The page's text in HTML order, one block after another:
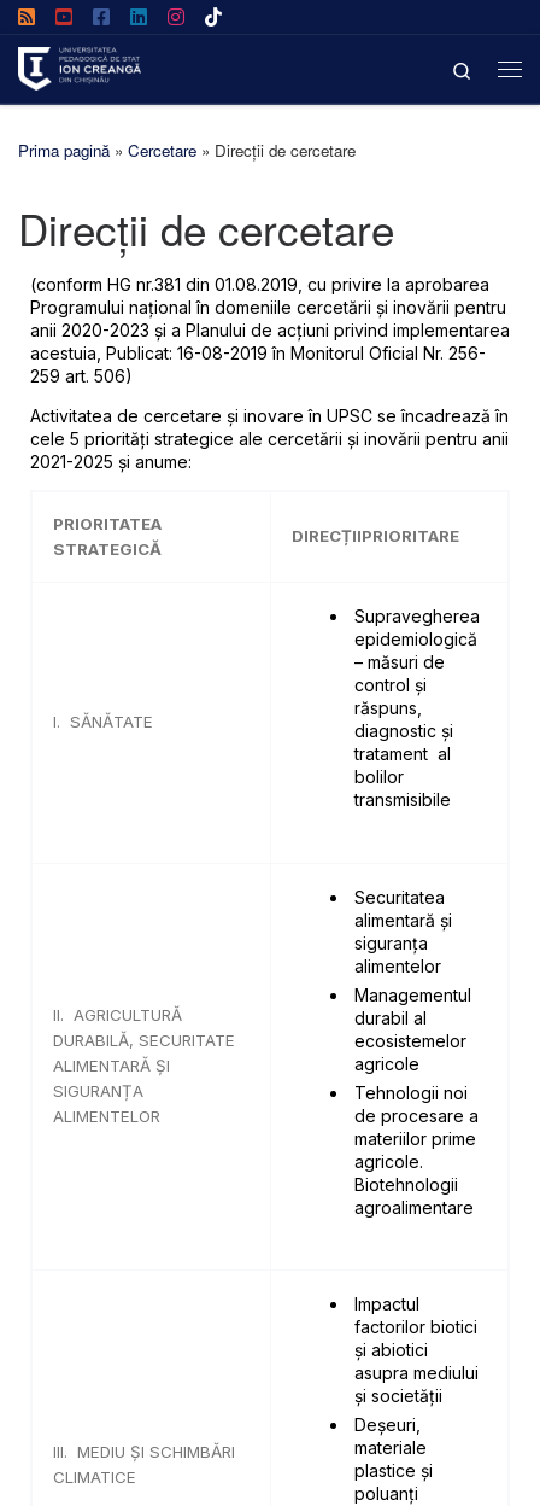
Search
Prima pagină » Cercetare » Direcții de cercetare
Direcții de cercetare
(conform HG nr.381 din 01.08.2019, cu privire la aprobarea
Programului național în domeniile cercetării și inovării pentru
anii 2020-2023 și a Planului de acțiuni privind implementarea
acestuia, Publicat: 16-08-2019 în Monitorul Oficial Nr. 256-
259 art. 506)
Activitatea de cercetare și inovare în UPSC se încadrează în
cele 5 priorităţi strategice ale cercetării şi inovării pentru anii
2021-2025 și anume:
PRIORITATEA
STRATEGICĂ
DIRECȚIIPRIORITARE
I. SĂNĂTATE
Supravegherea
epidemiologică
– măsuri de
control și
răspuns,
diagnostic și
tratament al
bolilor
transmisibile
II. AGRICULTURĂ
DURABILĂ, SECURITATE
ALIMENTARĂ ȘI
SIGURANȚA
ALIMENTELOR
Securitatea
alimentară și
siguranța
alimentelor
Managementul
durabil al
ecosistemelor
agricole
Tehnologii noi
de procesare a
materiilor prime
agricole.
Biotehnologii
agroalimentare
III. MEDIU ŞI SCHIMBĂRI
CLIMATICE
Impactul
factorilor biotici
și abiotici
asupra mediului
și societății
Deșeuri,
materiale
plastice și
poluanți